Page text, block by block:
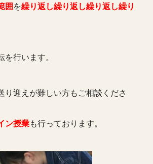
囲を繰り返し繰り返し繰り返し繰り
行います。
り迎えが難しい方もご相談くださ
ン授業も行っております。